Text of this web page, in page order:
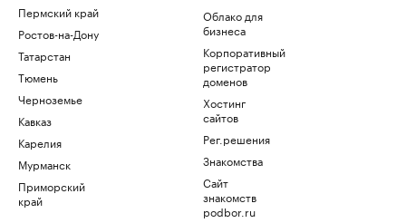
Пермский край
Ростов-на-Дону
Татарстан
Тюмень
Черноземье
Кавказ
Карелия
Мурманск
Приморский
край
Облако для
бизнеса
Корпоративный
регистратор
доменов
Хостинг
сайтов
Рег.решения
Знакомства
Сайт
знакомств
podbor.ru